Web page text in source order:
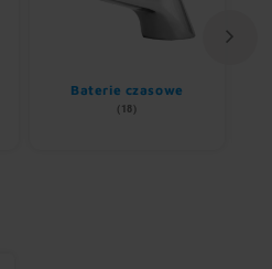
Baterie czasowe
(18)